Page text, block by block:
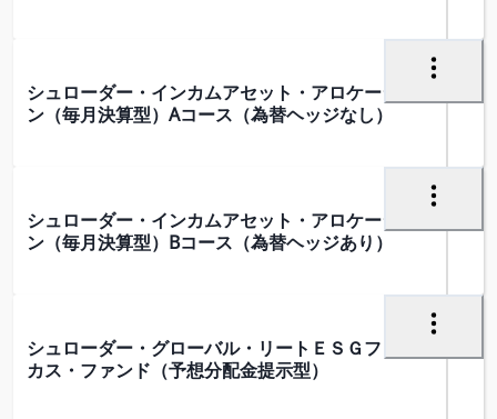
シュローダー・インカムアセット・アロケーショ
ン（毎月決算型）Aコース（為替ヘッジなし）
シュローダー・インカムアセット・アロケーショ
ン（毎月決算型）Bコース（為替ヘッジあり）
シュローダー・グローバル・リートＥＳＧフォー
カス・ファンド（予想分配金提示型）